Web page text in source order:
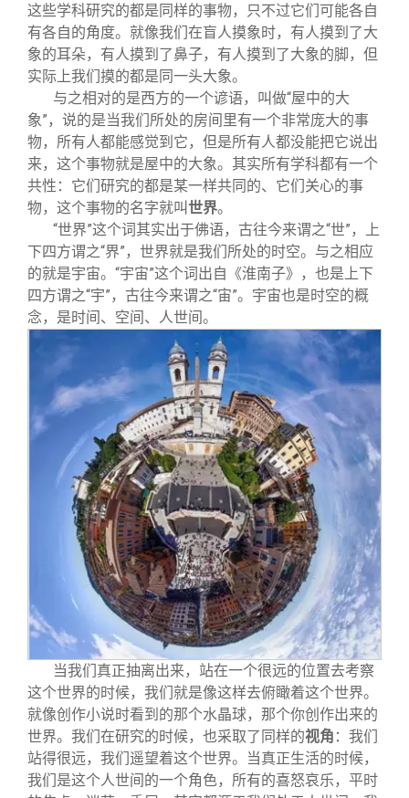
这些学科研究的都是同样的事物，只不过它们可能各自
有各自的角度。就像我们在盲人摸象时，有人摸到了大
象的耳朵，有人摸到了鼻子，有人摸到了大象的脚，但
实际上我们摸的都是同一头大象。
与之相对的是西方的一个谚语，叫做“屋中的大
象”，说的是当我们所处的房间里有一个非常庞大的事
物，所有人都能感觉到它，但是所有人都没能把它说出
来，这个事物就是屋中的大象。其实所有学科都有一个
共性：它们研究的都是某一样共同的、它们关心的事
物，这个事物的名字就叫世界。
“世界”这个词其实出于佛语，古往今来谓之“世”，上
下四方谓之“界”，世界就是我们所处的时空。与之相应
的就是宇宙。“宇宙”这个词出自《淮南子》，也是上下
四方谓之“宇”，古往今来谓之“宙”。宇宙也是时空的概
念，是时间、空间、人世间。
当我们真正抽离出来，站在一个很远的位置去考察
这个世界的时候，我们就是像这样去俯瞰着这个世界。
就像创作小说时看到的那个水晶球，那个你创作出来的
世界。我们在研究的时候，也采取了同样的视角 ：我们
站得很远，我们遥望着这个世界。当真正生活的时候，
我们是这个人世间的一个角色，所有的喜怒哀乐，平时